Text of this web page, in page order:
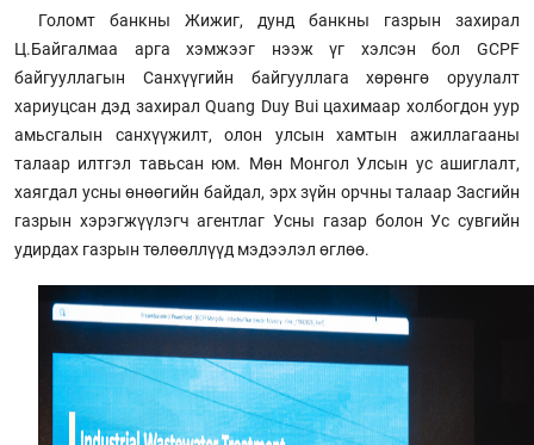
Голомт банкны Жижиг, дунд банкны газрын захирал
Ц.Байгалмаа арга хэмжээг нээж үг хэлсэн бол GCPF
байгууллагын Санхүүгийн байгууллага хөрөнгө оруулалт
хариуцсан дэд захирал Quang Duy Bui цахимаар холбогдон уур
амьсгалын санхүүжилт, олон улсын хамтын ажиллагааны
талаар илтгэл тавьсан юм. Мөн Монгол Улсын ус ашиглалт,
хаягдал усны өнөөгийн байдал, эрх зүйн орчны талаар Засгийн
газрын хэрэгжүүлэгч агентлаг Усны газар болон Ус сувгийн
удирдах газрын төлөөллүүд мэдээлэл өглөө.